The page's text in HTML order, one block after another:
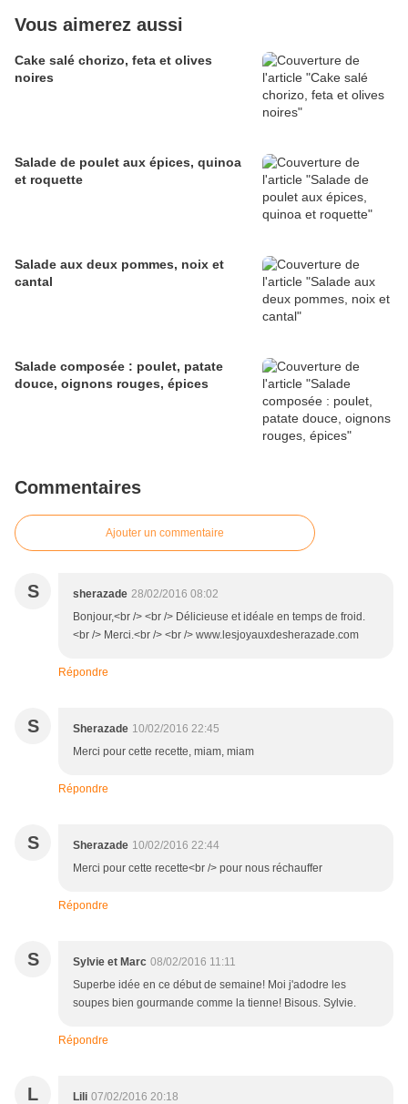
Vous aimerez aussi
Cake salé chorizo, feta et olives
noires
Salade de poulet aux épices, quinoa
et roquette
Salade aux deux pommes, noix et
cantal
Salade composée : poulet, patate
douce, oignons rouges, épices
Commentaires
Ajouter un commentaire
S sherazade 28/02/2016 08:02
Bonjour,<br /> <br /> Délicieuse et idéale en temps de froid.
<br /> Merci.<br /> <br /> www.lesjoyauxdesherazade.com
Répondre
S Sherazade 10/02/2016 22:45
Merci pour cette recette, miam, miam
Répondre
S Sherazade 10/02/2016 22:44
Merci pour cette recette<br /> pour nous réchauffer
Répondre
S Sylvie et Marc 08/02/2016 11:11
Superbe idée en ce début de semaine! Moi j'adodre les
soupes bien gourmande comme la tienne! Bisous. Sylvie.
Répondre
L Lili 07/02/2016 20:18